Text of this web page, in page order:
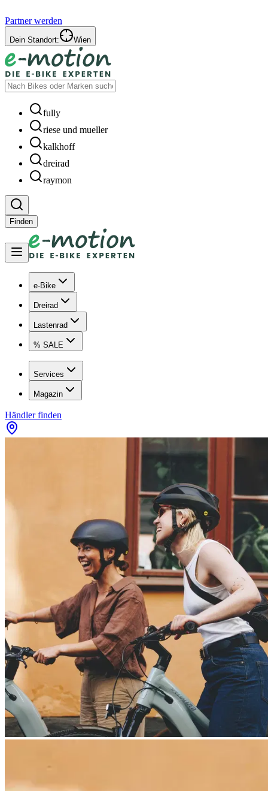
Partner werden
Dein Standort: Wien
fully
riese und mueller
kalkhoff
dreirad
raymon
Finden
e-Bike
Dreirad
Lastenrad
% SALE
Services
Magazin
Händler finden